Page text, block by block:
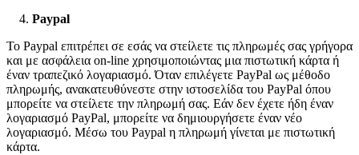
4. Paypal
Το Paypal επιτρέπει σε εσάς να στείλετε τις πληρωμές σας γρήγορα
και με ασφάλεια on-line χρησιμοποιώντας μια πιστωτική κάρτα ή
έναν τραπεζικό λογαριασμό. Όταν επιλέγετε PayPal ως μέθοδο
πληρωμής, ανακατευθύνεστε στην ιστοσελίδα του PayPal όπου
μπορείτε να στείλετε την πληρωμή σας. Εάν δεν έχετε ήδη έναν
λογαριασμό PayPal, μπορείτε να δημιουργήσετε έναν νέο
λογαριασμό. Μέσω του Paypal η πληρωμή γίνεται με πιστωτική
κάρτα.